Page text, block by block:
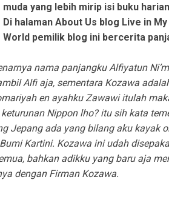
muda yang lebih mirip isi buku
Di halaman About Us blog Live in My
World pemilik blog ini bercerita
nama panjangku Alfiyatun
Alfi aja, sementara Kozawa
en ayahku Zawawi itulah
Nippon lho? itu sih kata
Jepang ada yang bilang aku kayak
Kartini. Kozawa ini udah
bahkan adikku yang baru aja
dengan Firman Kozawa.